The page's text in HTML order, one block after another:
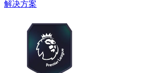
解决方案